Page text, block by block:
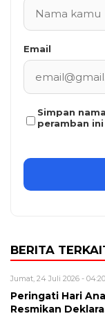
Email
Simpan
peramban
BERITA
Jumat, 24 Juli 2026 -
Peringati Hari
Resmikan